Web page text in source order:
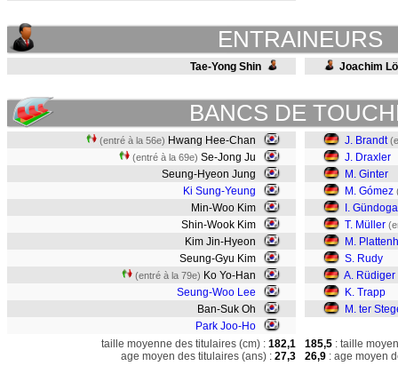
ENTRAINEURS
Tae-Yong Shin Joachim
BANCS DE
(entré à la 56e) Hwang Hee-Chan
(entré à la 69e) Se-Jong Ju
Seung-Hyeon Jung
Ki Sung-Yeung
Min-Woo Kim
Shin-Wook Kim
Kim Jin-Hyeon
Seung-Gyu Kim
(entré à la 79e) Ko Yo-Han
Seung-Woo Lee
Ban-Suk Oh
Park Joo-Ho
J. Brandt
J. Draxler
M. Ginter
M. Gómez
I.
T. Müller
M.
S. Rudy
A. Rüdiger
K. Trapp
M. ter
taille moyenne des titulaires (cm) : 182,1
age moyen des titulaires (ans) : 27,3
185,5 : taille
26,9 : age moyen